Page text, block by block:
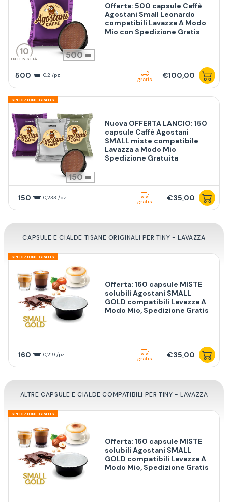
10
INTENSITÀ 500
Offerta: 500 capsule Caffè
Agostani Small Leonardo
compatibili Lavazza A Modo
Mio con Spedizione Gratis
500 0,2 /pz
gratis €100,00
SPEDIZIONE GRATIS
150
Nuova OFFERTA LANCIO: 150
capsule Caffè Agostani
SMALL miste compatibile
Lavazza a Modo Mio
Spedizione Gratuita
150 0,233 /pz
gratis €35,00
CAPSULE E CIALDE TISANE ORIGINALI PER TINY - LAVAZZA
SPEDIZIONE GRATIS
Offerta: 160 capsule MISTE
solubili Agostani SMALL
GOLD compatibili Lavazza A
Modo Mio, Spedizione Gratis
160 0,219 /pz
gratis €35,00
ALTRE CAPSULE E CIALDE COMPATIBILI PER TINY - LAVAZZA
SPEDIZIONE GRATIS
Offerta: 160 capsule MISTE
solubili Agostani SMALL
GOLD compatibili Lavazza A
Modo Mio, Spedizione Gratis